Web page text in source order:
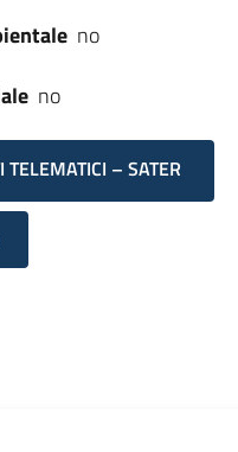
no
no
TELEMATICI – SATER